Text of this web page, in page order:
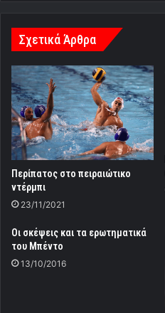
Σχετικά Άρθρα
Περίπατος στο πειραιώτικο
ντέρμπι
23/11/2021
Οι σκέψεις και τα ερωτηματικά
του Μπέντο
13/10/2016